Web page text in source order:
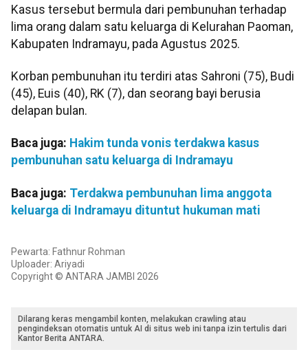
Kasus tersebut bermula dari pembunuhan terhadap
lima orang dalam satu keluarga di Kelurahan Paoman,
Kabupaten Indramayu, pada Agustus 2025.
Korban pembunuhan itu terdiri atas Sahroni (75), Budi
(45), Euis (40), RK (7), dan seorang bayi berusia
delapan bulan.
Baca juga: Hakim tunda vonis terdakwa kasus
pembunuhan satu keluarga di Indramayu
Baca juga: Terdakwa pembunuhan lima anggota
keluarga di Indramayu dituntut hukuman mati
Pewarta: Fathnur Rohman
Uploader: Ariyadi
Copyright © ANTARA JAMBI 2026
Dilarang keras mengambil konten, melakukan crawling atau
pengindeksan otomatis untuk AI di situs web ini tanpa izin tertulis dari
Kantor Berita ANTARA.